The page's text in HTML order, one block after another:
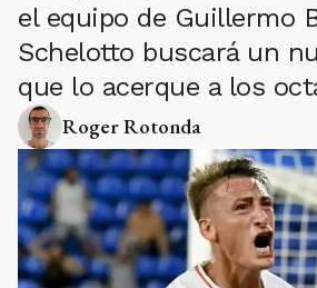
el equipo de Guillermo
Schelotto buscará un
que lo acerque a los
Roger Rotonda